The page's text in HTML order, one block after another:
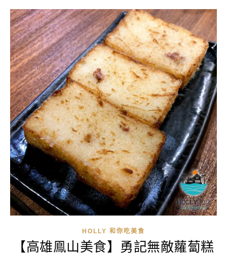
HOLLY 和你吃美食
【高雄鳯山美食】勇記無敵蘿蔔糕